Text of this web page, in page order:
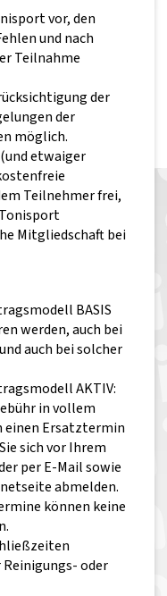
vor, den
und nach
Teilnahme
der
der
möglich.
etwaiger
Teilnehmer frei,
Mitgliedschaft bei
BASIS
werden, auch bei
auch bei solcher
AKTIV:
in vollem
einen Ersatztermin
sich vor Ihrem
per E-Mail sowie
abmelden.
können keine
oder